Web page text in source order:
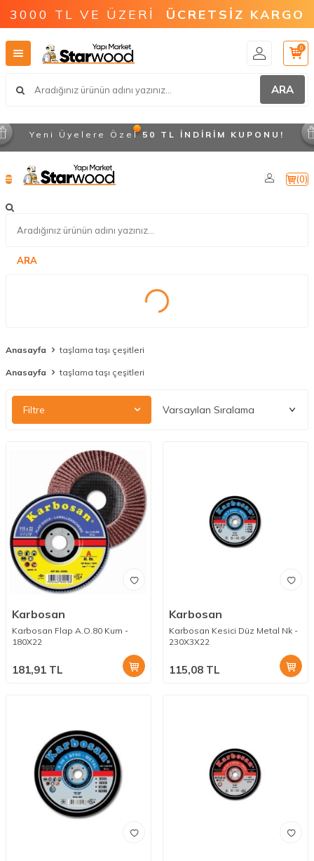
3000 TL VE ÜZERİ ÜCRETSİZ KARGO
ARA
0
Yeni Üyelere Özel 50 TL İNDİRİM KUPONU!
ARA
(0)
Anasayfa taşlama taşı çeşitleri
Anasayfa taşlama taşı çeşitleri
Filtre
Karbosan
Karbosan Flap A.O.80 Kum -
180X22
181,91 TL
Karbosan
Karbosan Kesici Düz Metal Nk -
230X3X22
115,08 TL